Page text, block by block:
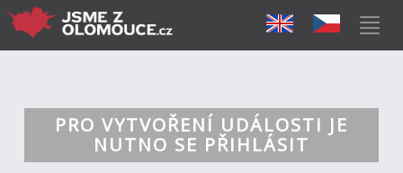
PRO VYTVOŘENÍ UDÁLOSTI JE
NUTNO SE PŘIHLÁSIT